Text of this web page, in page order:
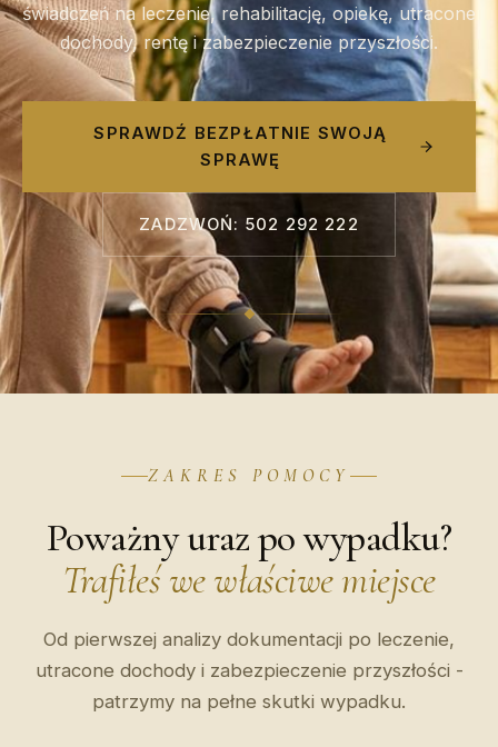
świadczeń na leczenie, rehabilitację, opiekę, utracone
dochody, rentę i zabezpieczenie przyszłości.
SPRAWDŹ BEZPŁATNIE SWOJĄ
SPRAWĘ
ZADZWOŃ: 502 292 222
ZAKRES POMOCY
Poważny uraz po wypadku?
Trafiłeś we właściwe miejsce
Od pierwszej analizy dokumentacji po leczenie,
utracone dochody i zabezpieczenie przyszłości -
patrzymy na pełne skutki wypadku.